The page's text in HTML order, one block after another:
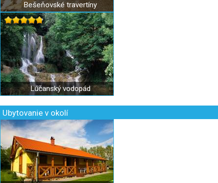
Bešeňovské travertíny
Lúčanský vodopád
Ubytovanie v okolí